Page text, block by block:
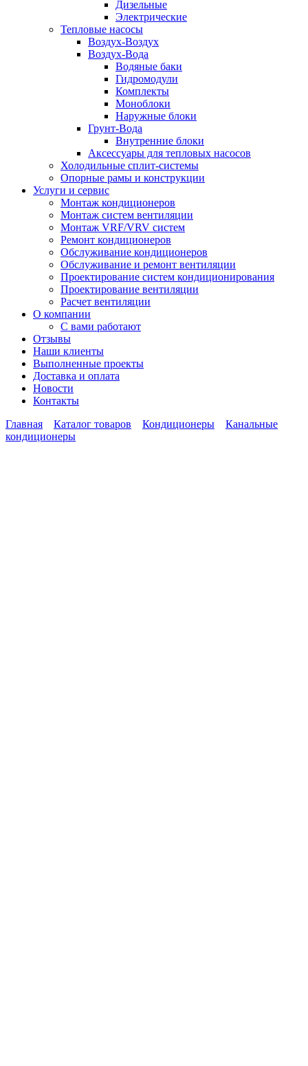
Дизельные
Электрические
Тепловые насосы
Воздух-Воздух
Воздух-Вода
Водяные баки
Гидромодули
Комплекты
Моноблоки
Наружные блоки
Грунт-Вода
Внутренние блоки
Аксессуары для тепловых насосов
Холодильные сплит-системы
Опорные рамы и конструкции
Услуги и сервис
Монтаж кондиционеров
Монтаж систем вентиляции
Монтаж VRF/VRV систем
Ремонт кондиционеров
Обслуживание кондиционеров
Обслуживание и ремонт вентиляции
Проектирование систем кондиционирования
Проектирование вентиляции
Расчет вентиляции
О компании
С вами работают
Отзывы
Наши клиенты
Выполненные проекты
Доставка и оплата
Новости
Контакты
Главная
Каталог товаров Кондиционеры
Канальные
кондиционеры